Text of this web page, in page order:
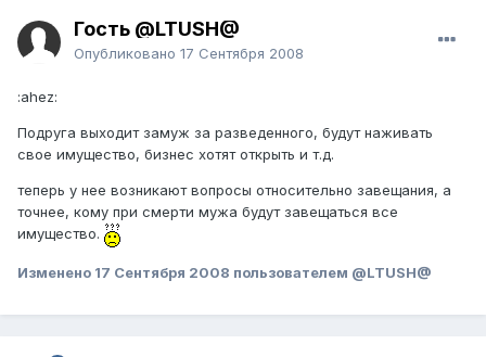
Гость @LTUSH@
Опубликовано 17 Сентября 2008
:ahez:
Подруга выходит замуж за разведенного, будут наживать
свое имущество, бизнес хотят открыть и т.д.
теперь у нее возникают вопросы относительно завещания, а
точнее, кому при смерти мужа будут завещаться все
имущество.
Изменено 17 Сентября 2008 пользователем @LTUSH@